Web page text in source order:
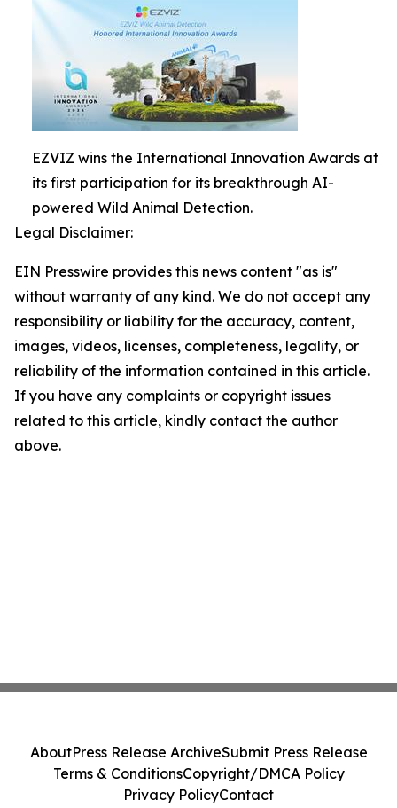
EZVIZ wins the International Innovation Awards at
its first participation for its breakthrough AI-
powered Wild Animal Detection.
Legal Disclaimer:
EIN Presswire provides this news content "as is"
without warranty of any kind. We do not accept any
responsibility or liability for the accuracy, content,
images, videos, licenses, completeness, legality, or
reliability of the information contained in this article.
If you have any complaints or copyright issues
related to this article, kindly contact the author
above.
AboutPress Release ArchiveSubmit Press Release
Terms & ConditionsCopyright/DMCA Policy
Privacy PolicyContact